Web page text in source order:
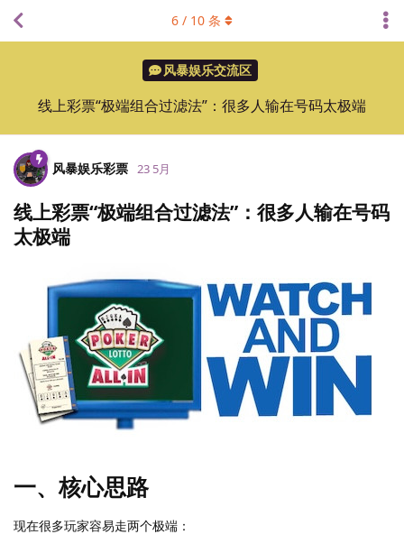
风暴娱乐交流区
线上彩票“极端组合过滤法”：很多人输在号码太极端
6 / 10 条
风暴娱乐彩票 23 5月
线上彩票“极端组合过滤法”：很多人输在号码
太极端
一、核心思路
现在很多玩家容易走两个极端：